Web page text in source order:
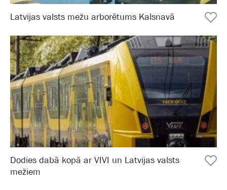
Latvijas valsts mežu arborētums Kalsnavā
Dodies dabā kopā ar VIVI un Latvijas valsts
mežiem